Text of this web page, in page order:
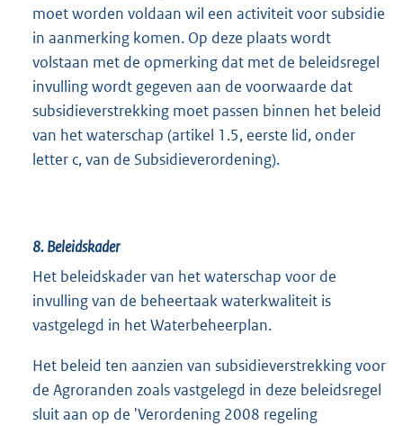
moet worden voldaan wil een activiteit voor subsidie
in aanmerking komen. Op deze plaats wordt
volstaan met de opmerking dat met de beleidsregel
invulling wordt gegeven aan de voorwaarde dat
subsidieverstrekking moet passen binnen het beleid
van het waterschap (artikel 1.5, eerste lid, onder
letter c, van de Subsidieverordening).
8. Beleidskader
Het beleidskader van het waterschap voor de
invulling van de beheertaak waterkwaliteit is
vastgelegd in het Waterbeheerplan.
Het beleid ten aanzien van subsidieverstrekking voor
de Agroranden zoals vastgelegd in deze beleidsregel
sluit aan op de 'Verordening 2008 regeling